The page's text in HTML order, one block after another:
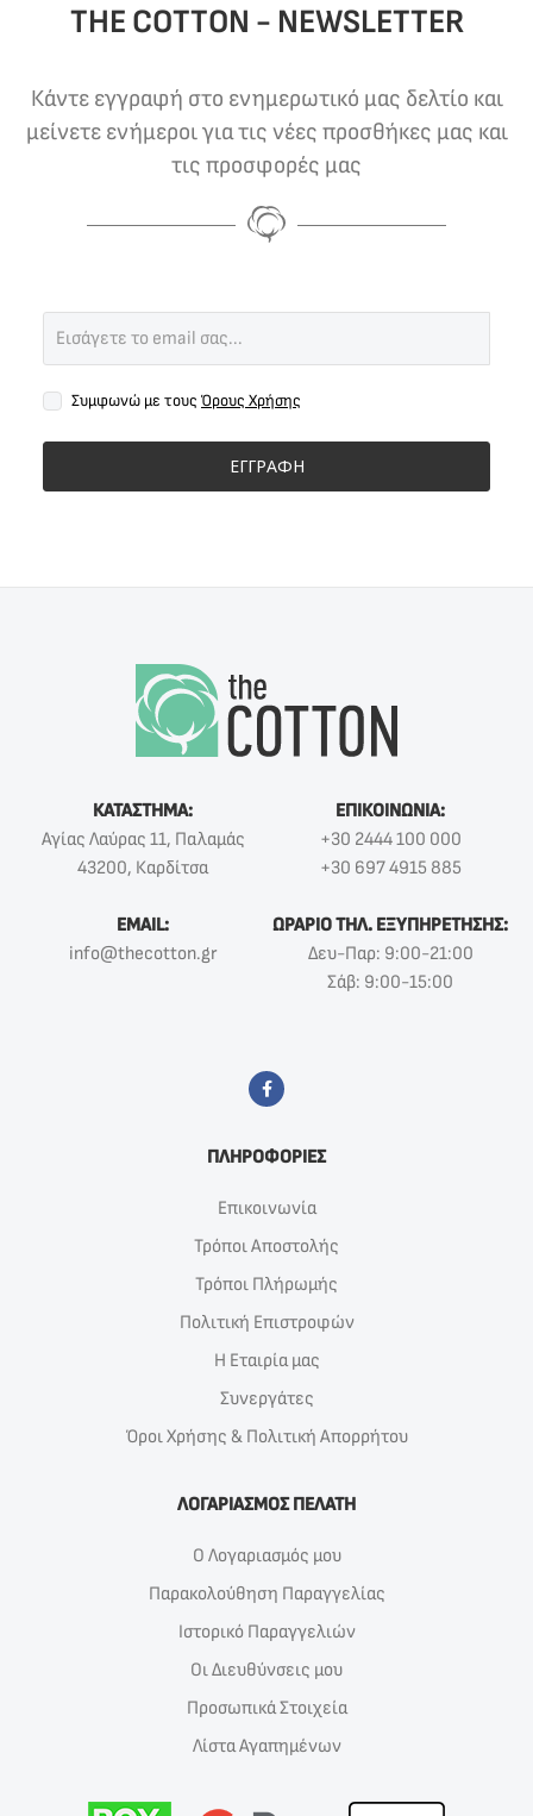
THE COTTON - NEWSLETTER
Κάντε εγγραφή στο ενημερωτικό μας δελτίο και
μείνετε ενήμεροι για τις νέες προσθήκες μας και
τις προσφορές μας
Συμφωνώ με τους Όρους Χρήσης
ΕΓΓΡΑΦΗ
ΚΑΤΑΣΤΗΜΑ:
Αγίας Λαύρας 11, Παλαμάς
43200, Καρδίτσα
ΕΠΙΚΟΙΝΩΝΙΑ:
+30 2444 100 000
+30 697 4915 885
EMAIL:
info@thecotton.gr
ΩΡΑΡΙΟ ΤΗΛ. ΕΞΥΠΗΡΕΤΗΣΗΣ:
Δευ-Παρ: 9:00-21:00
Σάβ: 9:00-15:00
ΠΛΗΡΟΦΟΡΙΕΣ
Επικοινωνία
Τρόποι Αποστολής
Τρόποι Πλήρωμής
Πολιτική Επιστροφών
Η Εταιρία μας
Συνεργάτες
Όροι Χρήσης & Πολιτική Απορρήτου
ΛΟΓΑΡΙΑΣΜΟΣ ΠΕΛΑΤΗ
Ο Λογαριασμός μου
Παρακολούθηση Παραγγελίας
Ιστορικό Παραγγελιών
Οι Διευθύνσεις μου
Προσωπικά Στοιχεία
Λίστα Αγαπημένων